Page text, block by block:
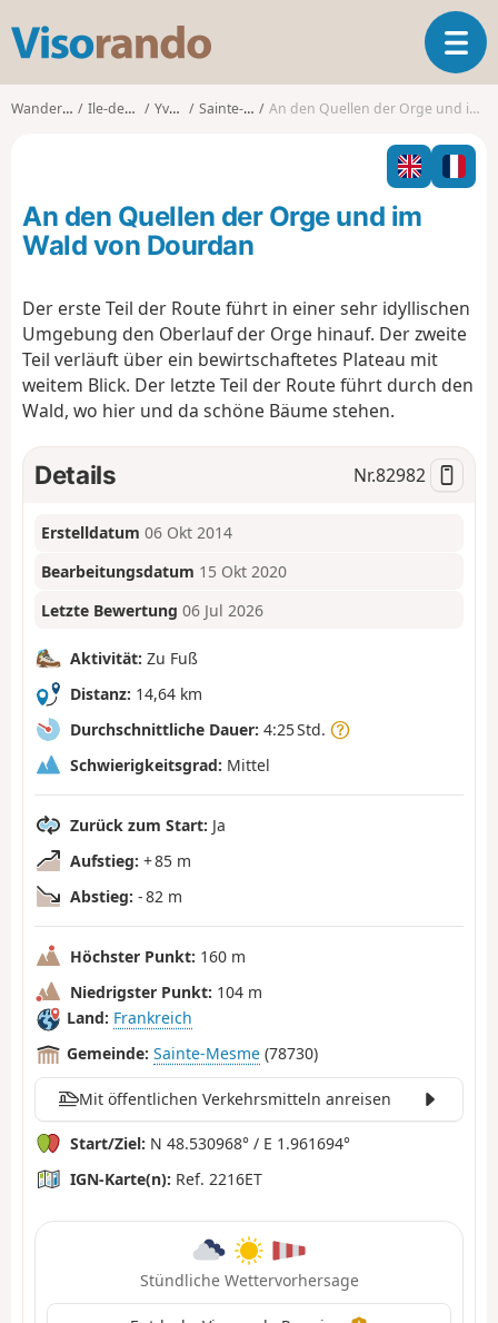
s
o
o
T
o
g
l
n
a
t
o
Wanderungen Ile-de-France Yvelines Sainte-Mesme An den Quellen der Orge und im Wald von Dourdan
An den Quellen der Orge und im
Wald von Dourdan
Der erste Teil der Route führt in einer sehr idyllischen
Umgebung den Oberlauf der Orge hinauf. Der zweite
Teil verläuft über ein bewirtschaftetes Plateau mit
weitem Blick. Der letzte Teil der Route führt durch den
Wald, wo hier und da schöne Bäume stehen.
Details Nr.82982
Erstelldatum 06 Okt 2014
Bearbeitungsdatum 15 Okt 2020
Letzte Bewertung 06 Jul 2026
Aktivität: Zu Fuß
Distanz: 14,64 km
Durchschnittliche Dauer: 4:25 Std.
Schwierigkeitsgrad: Mittel
Zurück zum Start: Ja
Aufstieg: + 85 m
Abstieg: - 82 m
Höchster Punkt: 160 m
Niedrigster Punkt: 104 m
Land: Frankreich
Gemeinde: Sainte-Mesme (78730)
Mit öffentlichen Verkehrsmitteln anreisen
Start/Ziel: N 48.530968° / E 1.961694°
IGN-Karte(n): Ref. 2216ET
Stündliche Wettervorhersage